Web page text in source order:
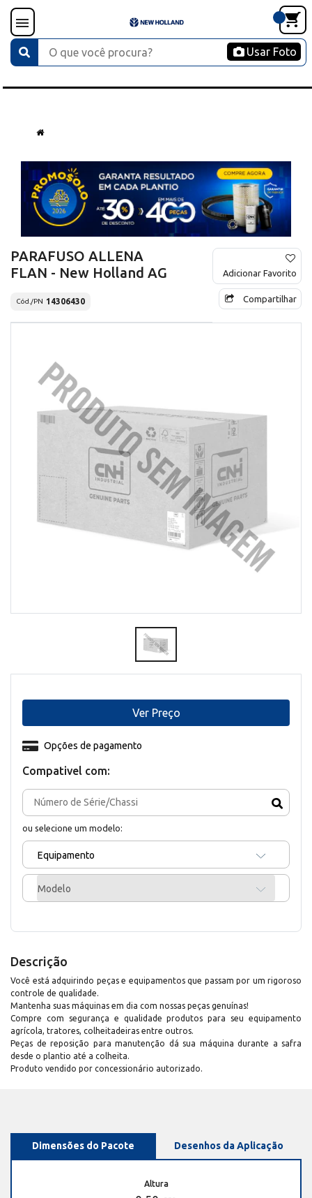
Usar Foto
PARAFUSO ALLENA
FLAN - New Holland AG
Cód./PN 14306430
Adicionar Favorito
Compartilhar
Compativel com:
ou selecione um modelo:
Equipamento
Modelo
Opções de pagamento
Ver Preço
Descrição
Você está adquirindo peças e equipamentos que passam por um rigoroso
controle de qualidade.
Mantenha suas máquinas em dia com nossas peças genuínas!
Compre com segurança e qualidade produtos para seu equipamento
agrícola, tratores, colheitadeiras entre outros.
Peças de reposição para manutenção dá sua máquina durante a safra
desde o plantio até a colheita.
Produto vendido por concessionário autorizado.
Dimensões do Pacote Desenhos da Aplicação
Altura